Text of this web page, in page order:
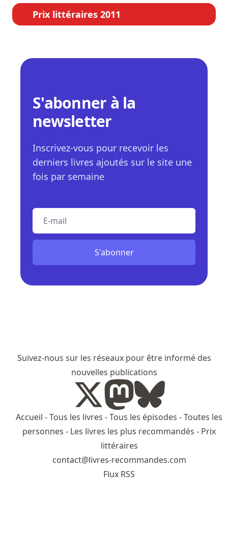
Prix littéraires 2011
S'abonner à la
newsletter
Inscrivez-vous pour recevoir les
derniers livres ajoutés sur le site une
fois par semaine
S'abonner
Suivez-nous sur les réseaux pour être informé des
nouvelles publications
Accueil -Tous les livres -Tous les épisodes -Toutes les
personnes - Les livres les plus recommandés - Prix
littéraires
contact@livres-recommandes.com
Flux RSS